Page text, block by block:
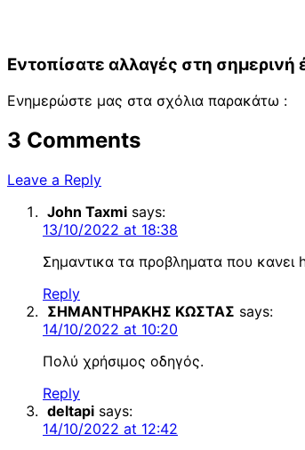
Εντοπίσατε αλλαγές στη σημερινή
Ενημερώστε μας στα σχόλια παρακάτω :
3 Comments
Leave a Reply
John Taxmi says:
13/10/2022 at 18:38
Σημαντικα τα προβληματα που
Reply
ΣΗΜΑΝΤΗΡΑΚΗΣ ΚΩΣΤΑΣ says:
14/10/2022 at 10:20
Πολύ χρήσιμος οδηγός.
Reply
deltapi says:
14/10/2022 at 12:42